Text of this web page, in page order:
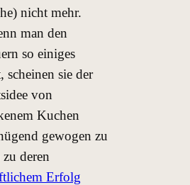
nicht mehr.
man den
so einiges
scheinen sie der
von
Kuchen
gewogen zu
deren
Erfolg